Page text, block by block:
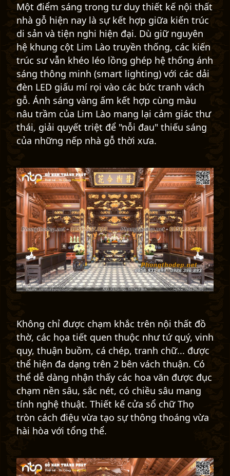
Một điểm sáng trong tư duy thiết kế nội thất
nhà gỗ hiện nay là sự kết hợp giữa kiến trúc
di sản và tiện nghi hiện đại. Dù giữ nguyên
hệ khung cột Lim Lào truyền thống, các kiến
trúc sư vẫn khéo léo lồng ghép hệ thống ánh
sáng thông minh (smart lighting) với các dải
đèn LED giấu mí rọi vào các bức tranh vách
gỗ. Ánh sáng vàng ấm kết hợp cùng màu
nâu trầm của Lim Lào mang lại cảm giác thư
thái, giải quyết triệt để "nỗi đau" thiếu sáng
của những nếp nhà gỗ thời xưa.
Không chỉ được chạm khắc trên nội thất đồ
thờ, các họa tiết quen thuộc như tứ quý, vinh
quy, thuận buồm, cá chép, tranh chữ... được
thể hiện đa dạng trên 2 bên vách thuận. Có
thể dễ dàng nhận thấy các hoa văn được đục
chạm nền sâu, sắc nét, có chiều sâu mang
tính nghệ thuật. Thiết kế cửa sổ chữ Thọ
tròn cách điệu vừa tạo sự thông thoáng vừa
hài hòa với tổng thể.